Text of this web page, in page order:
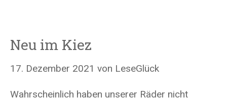
Neu im Kiez
17. Dezember 2021 von LeseGlück
Wahrscheinlich haben unserer Räder nicht